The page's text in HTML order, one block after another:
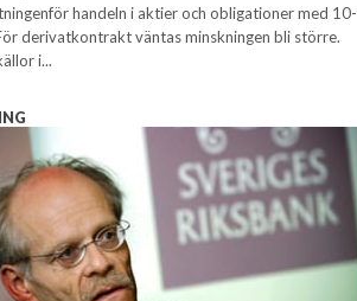
handeln i aktier och obligationer med 10-
i...